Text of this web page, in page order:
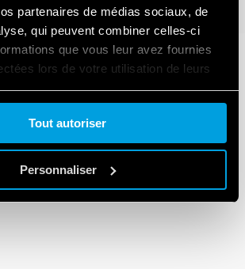
partenaires de médias sociaux, de
qui peuvent combiner celles-ci
que vous leur avez fournies
lors de votre utilisation de leurs
Tout autoriser
Personnaliser